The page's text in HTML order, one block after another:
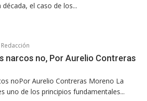
el caso de los...
Redacción
narcos no, Por Aurelio Contreras
noPor Aurelio Contreras Moreno La
uno de los principios fundamentales...